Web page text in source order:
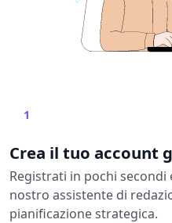
1
Crea il tuo account
Registrati in pochi
nostro assistente di
pianificazione strategica.